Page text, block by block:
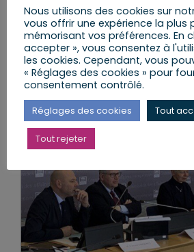
Lire l’article
Nous utilisons des cookies sur
vous offrir une expérience la plus
mémorisant vos préférences. En
accepter », vous consentez à
les cookies. Cependant, vous
« Réglages des cookies » pour
consentement contrôlé.
Réglages des cookies Tout
Tout rejeter